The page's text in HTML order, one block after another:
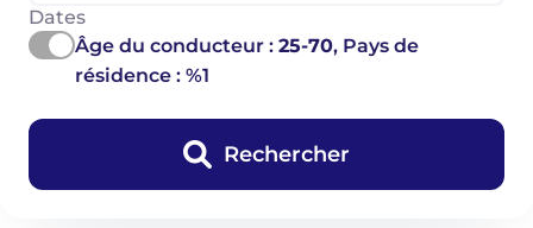
Dates
Âge du conducteur :25-70, Pays de
résidence : %1
Rechercher